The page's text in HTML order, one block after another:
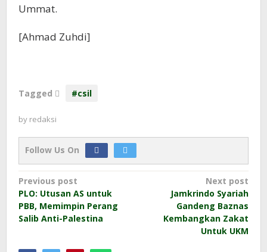
Ummat.
[Ahmad Zuhdi]
Tagged #csil
by redaksi
Follow Us On
Post
navigation
Previous post
PLO: Utusan AS untuk
PBB, Memimpin Perang
Salib Anti-Palestina
Next post
Jamkrindo Syariah
Gandeng Baznas
Kembangkan Zakat
Untuk UKM